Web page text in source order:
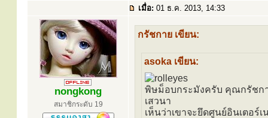
เมื่อ: 01 ธ.ค. 2013, 14:33
nongkong
สมาชิกระดับ 19
กรัชกาย เขียน:
asoka เขียน:
พิษม็อบกระมังครับ คุณกรัชกา
เสวนา
เห็นว่าเขาจะยึดศูนย์อินเตอ